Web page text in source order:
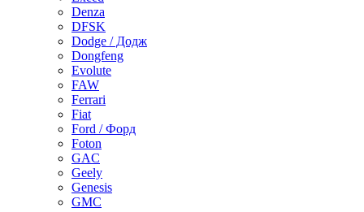
Denza
DFSK
Dodge / Додж
Dongfeng
Evolute
FAW
Ferrari
Fiat
Ford / Форд
Foton
GAC
Geely
Genesis
GMC